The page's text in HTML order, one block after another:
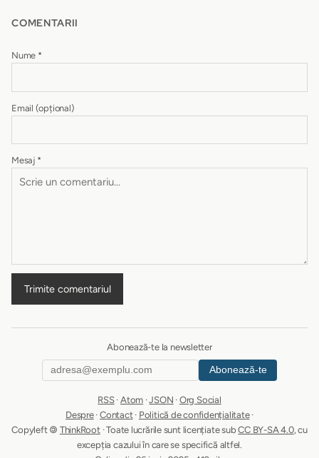
COMENTARII
Nume *
Email (opțional)
Mesaj *
Trimite comentariul
Abonează-te la newsletter
Abonează-te
RSS· Atom ·JSON · Org Social
Despre·Contact· Politică de confidențialitate·
Copyleft 🄯 ThinkRoot· Toate lucrările sunt licențiate subCC BY-SA 4.0, cu
excepția cazului în care se specifică altfel.